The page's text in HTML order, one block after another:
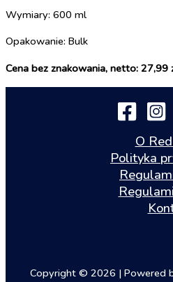
Wymiary: 600 ml
Opakowanie: Bulk
Cena bez znakowania, netto: 27,99
O
Polityka
Copyright © 2026 | Powered